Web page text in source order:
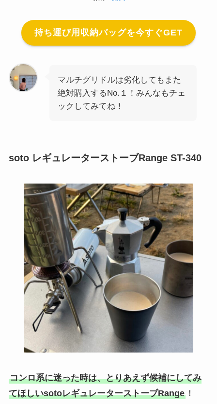
持ち運び用収納バッグを今すぐGET
マルチグリドルは劣化してもまた
絶対購入するNo.１！みんなもチェ
ックしてみてね！
soto レギュレーターストーブRange ST-340
コンロ系に迷った時は、とりあえず候補にしてみ
てほしいsotoレギュレーターストーブRange！